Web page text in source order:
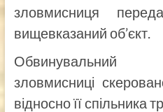
зловмисниця
вищевказаний об’єкт.
зловмисниці
відносно її спільника